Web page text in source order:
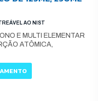
AO NIST
E MULTI ELEMENTAR
ATÔMICA,